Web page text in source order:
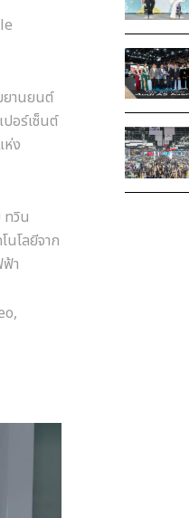
ยานยนต์
อร์เซ็นต์
ห่ง
วิน
โลยีจาก
า